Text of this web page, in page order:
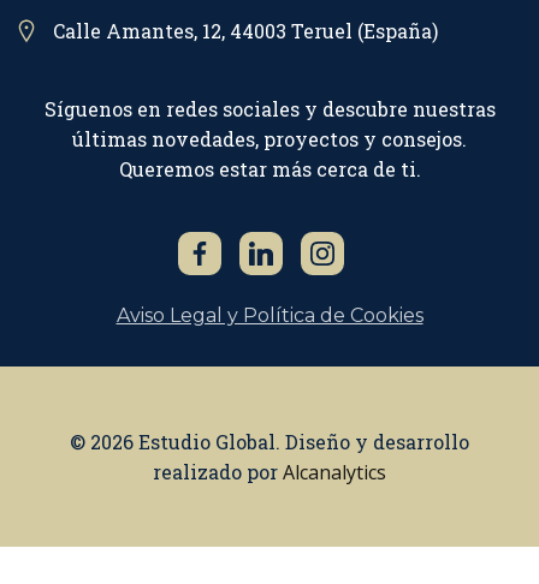
Calle Amantes, 12, 44003 Teruel (España)
Síguenos en redes sociales y descubre nuestras
últimas novedades, proyectos y consejos.
Queremos estar más cerca de ti.
Aviso Legal y Política de Cookies
© 2026 Estudio Global. Diseño y desarrollo
realizado porAlcanalytics